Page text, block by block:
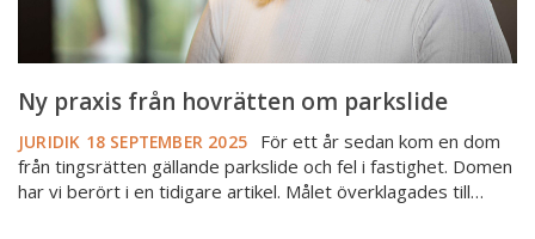
Ny praxis från hovrätten om parkslide
JURIDIK 18 SEPTEMBER 2025
För ett år sedan kom en dom
från tingsrätten gällande parkslide och fel i fastighet. Domen
har vi berört i en tidigare artikel. Målet överklagades till…